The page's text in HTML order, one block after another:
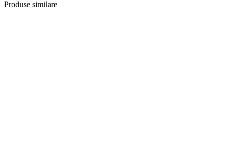
Produse similare